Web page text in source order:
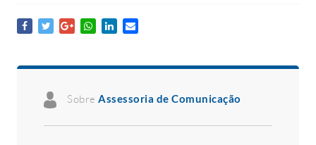
Sobre Assessoria de Comunicação